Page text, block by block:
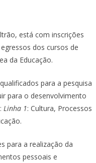
está com inscrições
dos cursos de
da Educação.
para a pesquisa
para o desenvolvimento
Linha 1: Cultura, Processos
para a realização da
pessoais e